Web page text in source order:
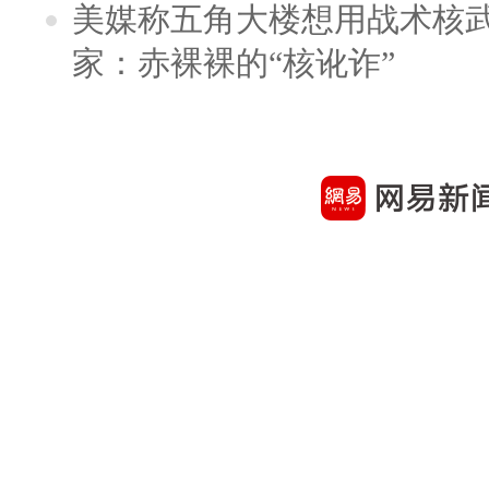
美媒称五角大楼想用战术核
家：赤裸裸的“核讹诈”